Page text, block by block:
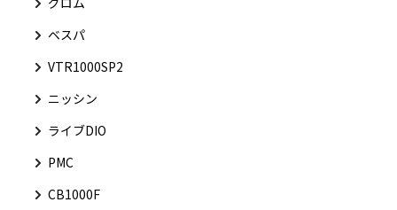
ベスパ
VTR1000SP2
ニッシン
ライブDIO
PMC
CB1000F